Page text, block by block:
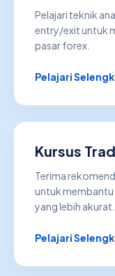
Pelajari teknik
entry/exit untuk
pasar forex.
Pelajari
Kursus
Terima
untuk
yang lebih akurat.
Pelajari